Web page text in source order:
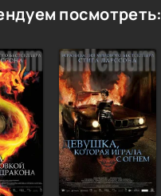
посмотреть: